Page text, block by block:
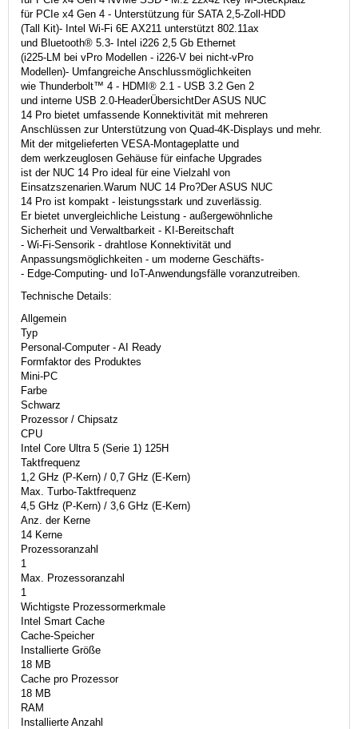
für PCIe x4 Gen 4 - Unterstützung für SATA 2,5-Zoll-HDD
(Tall Kit)- Intel Wi-Fi 6E AX211 unterstützt 802.11ax
und Bluetooth® 5.3- Intel i226 2,5 Gb Ethernet
(i225-LM bei vPro Modellen - i226-V bei nicht-vPro
Modellen)- Umfangreiche Anschlussmöglichkeiten
wie Thunderbolt™ 4 - HDMI® 2.1 - USB 3.2 Gen 2
und interne USB 2.0-HeaderÜbersichtDer ASUS NUC
14 Pro bietet umfassende Konnektivität mit mehreren
Anschlüssen zur Unterstützung von Quad-4K-Displays und mehr.
Mit der mitgelieferten VESA-Montageplatte und
dem werkzeuglosen Gehäuse für einfache Upgrades
ist der NUC 14 Pro ideal für eine Vielzahl von
Einsatzszenarien.Warum NUC 14 Pro?Der ASUS NUC
14 Pro ist kompakt - leistungsstark und zuverlässig.
Er bietet unvergleichliche Leistung - außergewöhnliche
Sicherheit und Verwaltbarkeit - KI-Bereitschaft
- Wi-Fi-Sensorik - drahtlose Konnektivität und
Anpassungsmöglichkeiten - um moderne Geschäfts-
- Edge-Computing- und IoT-Anwendungsfälle voranzutreiben.
Technische Details:
Allgemein
Typ
Personal-Computer - AI Ready
Formfaktor des Produktes
Mini-PC
Farbe
Schwarz
Prozessor / Chipsatz
CPU
Intel Core Ultra 5 (Serie 1) 125H
Taktfrequenz
1,2 GHz (P-Kern) / 0,7 GHz (E-Kern)
Max. Turbo-Taktfrequenz
4,5 GHz (P-Kern) / 3,6 GHz (E-Kern)
Anz. der Kerne
14 Kerne
Prozessoranzahl
1
Max. Prozessoranzahl
1
Wichtigste Prozessormerkmale
Intel Smart Cache
Cache-Speicher
Installierte Größe
18 MB
Cache pro Prozessor
18 MB
RAM
Installierte Anzahl